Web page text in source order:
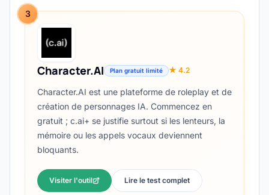
3
Character.AI Plan gratuit limité ★ 4.2
Character.AI est une plateforme de roleplay et de
création de personnages IA. Commencez en
gratuit ; c.ai+ se justifie surtout si les lenteurs, la
mémoire ou les appels vocaux deviennent
bloquants.
Visiter l'outil Lire le test complet